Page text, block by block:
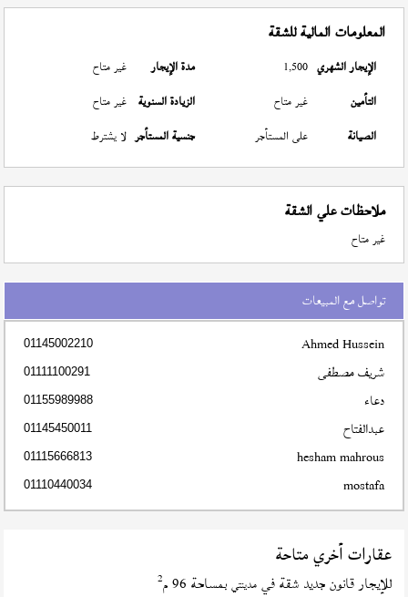
المعلومات المالية للشقة
الإيجار الشهري 1,500 مدة الإيجار
غير متاح
التأمين
غير متاح الزيادة السنوية غير متاح
الصيانة
على المستأجر جنسية المستأجر لا يشترط
ملاحظات علي الشقة
غير متاح
تواصل مع المبيعات
Ahmed Hussein
01145002210
شريف مصطفى 01111100291
دعاء 01155989988
عبدالفتاح 01145450011
hesham mahrous
01115666813
mostafa
01110440034
عقارات أخري متاحة
للإيجار قانون جديد شقة فيمدينتي بمساحة 96 م 2